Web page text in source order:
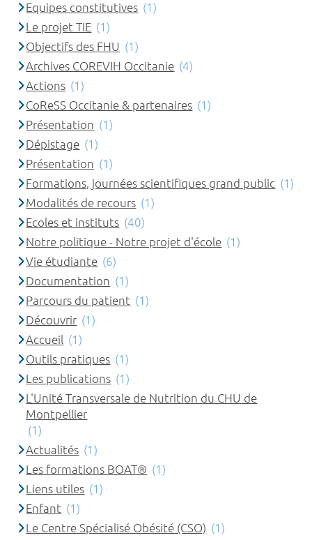
Equipes constitutives (1)
Le projet TIE (1)
Objectifs des FHU (1)
Archives COREVIH Occitanie (4)
Actions (1)
CoReSS Occitanie & partenaires (1)
Présentation (1)
Dépistage (1)
Présentation (1)
Formations, journées scientifiques grand public (1)
Modalités de recours (1)
Ecoles et instituts (40)
Notre politique - Notre projet d'école (1)
Vie étudiante (6)
Documentation (1)
Parcours du patient (1)
Découvrir (1)
Accueil (1)
Outils pratiques (1)
Les publications (1)
L'Unité Transversale de Nutrition du CHU de
Montpellier
(1)
Actualités (1)
Les formations BOAT® (1)
Liens utiles (1)
Enfant (1)
Le Centre Spécialisé Obésité (CSO) (1)